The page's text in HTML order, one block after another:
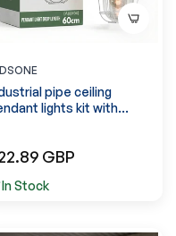
pipe ceiling
lights kit with
GBP
In Stock